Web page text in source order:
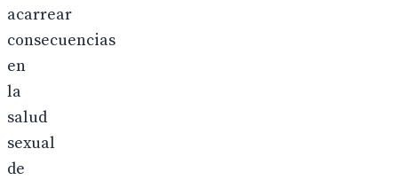
acarrear
consecuencias
en
la
salud
sexual
de